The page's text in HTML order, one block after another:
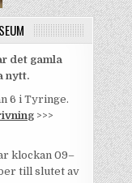
det gamla
nytt.
6 i Tyringe.
g >>>
klockan 09–
till slutet av